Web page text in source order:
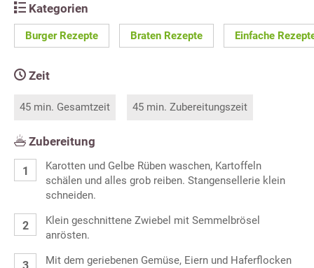
Kategorien
Burger Rezepte Braten Rezepte Einfache
Zeit
45 min. Gesamtzeit 45 min. Zubereitungszeit
Zubereitung
Karotten und Gelbe Rüben waschen, Kartoffeln
schälen und alles grob reiben. Stangensellerie klein
schneiden.
Klein geschnittene Zwiebel mit Semmelbrösel
anrösten.
Mit dem geriebenen Gemüse, Eiern und Haferflocken